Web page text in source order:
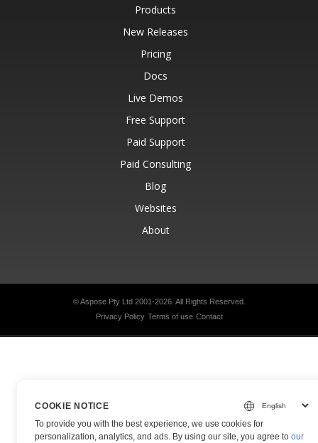
Products
New Releases
Pricing
Docs
Live Demos
Free Support
Paid Support
Paid Consulting
Blog
Websites
About
© Aspose Pty Ltd 2001-2026. All Rights Reserved.
Privacy Policy Terms of use Contact
COOKIE NOTICE
To provide you with the best experience, we use cookies for
personalization, analytics, and ads. By using our site, you agree toour